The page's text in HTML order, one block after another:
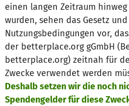
einen langen Zeitraum
wurden, sehen das Gesetz
Nutzungsbedingungen vor,
der betterplace.org gGmbH
betterplace.org) zeitnah für
Zwecke verwendet werden
Deshalb setzen wir die noch
Spendengelder für diese